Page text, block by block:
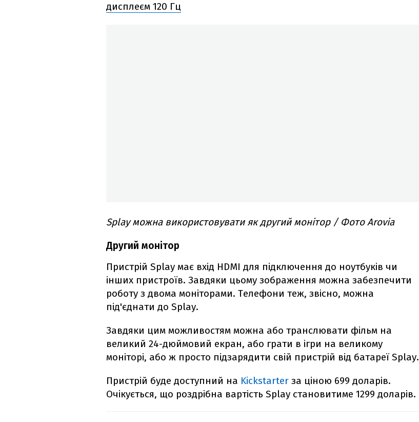
дисплеєм 120 Гц
Splay можна використовувати як другий монітор / Фото Arovia
Другий монітор
Пристрій Splay має вхід HDMI для підключення до ноутбуків чи
інших пристроїв. Завдяки цьому зображення можна забезпечити
роботу з двома моніторами. Телефони теж, звісно, можна
під'єднати до Splay.
Завдяки цим можливостям можна або транслювати фільм на
великий 24-дюймовий екран, або грати в ігри на великому
моніторі, або ж просто підзарядити свій пристрій від батареї Splay.
Пристрій буде доступний на Kickstarter за ціною 699 доларів.
Очікується, що роздрібна вартість Splay становитиме 1299 доларів.